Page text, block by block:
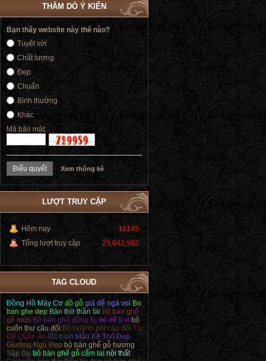
THĂM DÒ Ý KIẾN
Bạn thấy website này thế nào?
Tuyệt vời
Chất lượng
Đẹp
Chuẩn
Bình thường
Khác
Mã bảo mật:
Xem thống kê
LƯỢT TRUY CẬP
Hôm nay
18145
Tổng lượt truy cập
25,042,562
TAG CLOUD
Đồng Hồ Máy Cơ đồ gỗ giá để ngà voi Bo
ban ghe dep Bàn thờ thần tài bộ bàn ghế
gỗ mun Bộ bàn ghế đồng kỵ kệ để ti vi bộ
cuốn thư câu đối Bộ hoành phi câu đối Tủ
Để Quần Áo lộc bình Mẫu Kệ TiVi Đẹp
Giường Ngủ Đẹp bộ bàn ghế gỗ hương
Sập Gụ bộ bàn ghế gỗ cẩm lai nội thất